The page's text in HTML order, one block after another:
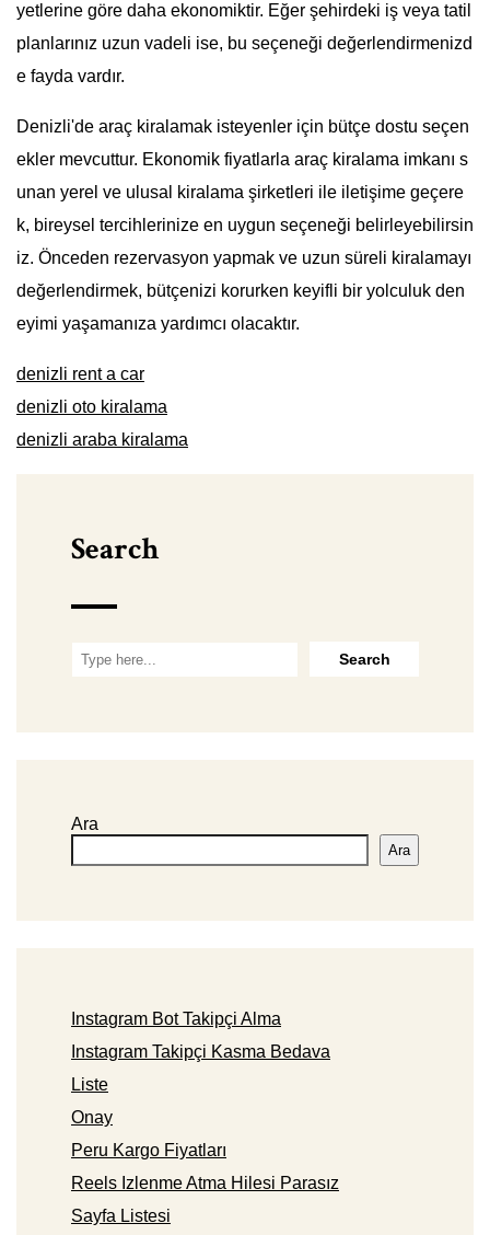
yetlerine göre daha ekonomiktir. Eğer şehirdeki iş veya tatil
planlarınız uzun vadeli ise, bu seçeneği değerlendirmenizd
e fayda vardır.
Denizli'de araç kiralamak isteyenler için bütçe dostu seçen
ekler mevcuttur. Ekonomik fiyatlarla araç kiralama imkanı s
unan yerel ve ulusal kiralama şirketleri ile iletişime geçere
k, bireysel tercihlerinize en uygun seçeneği belirleyebilirsin
iz. Önceden rezervasyon yapmak ve uzun süreli kiralamayı
değerlendirmek, bütçenizi korurken keyifli bir yolculuk den
eyimi yaşamanıza yardımcı olacaktır.
denizli rent a car
denizli oto kiralama
denizli araba kiralama
Search
Ara
Ara
Instagram Bot Takipçi Alma
Instagram Takipçi Kasma Bedava
Liste
Onay
Peru Kargo Fiyatları
Reels Izlenme Atma Hilesi Parasız
Sayfa Listesi